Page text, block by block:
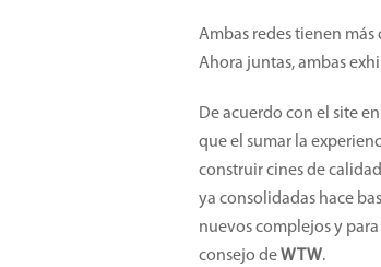
Ambas redes tienen más
Ahora juntas, ambas
De acuerdo con el site
que el sumar la
construir cines de
ya consolidadas hace
nuevos complejos y
consejo deWTW.